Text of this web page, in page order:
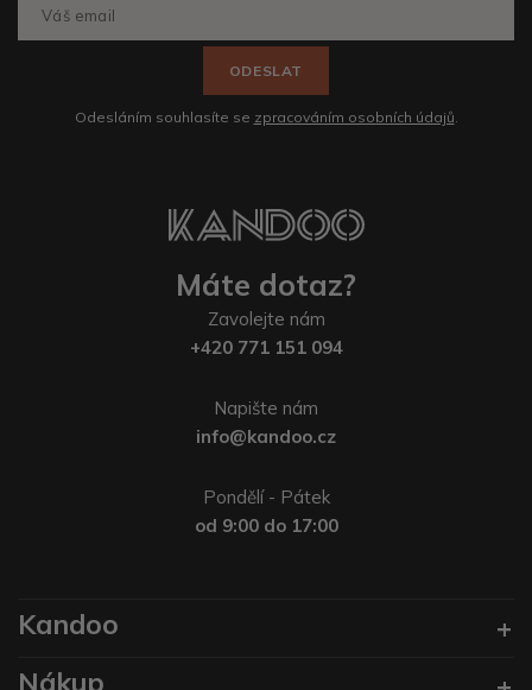
ODESLAT
Odesláním souhlasíte se zpracováním osobních údajů
Máte dotaz?
Zavolejte nám
+420 771 151 094
Napište nám
info@kandoo.cz
Pondělí - Pátek
od 9:00 do 17:00
Kandoo
Nákup